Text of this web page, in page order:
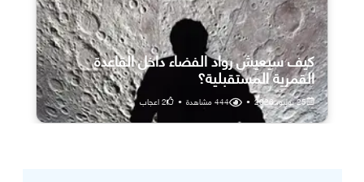
كيف سيعيش رواد الفضاء داخل القاعدة
القمرية المستقبلية؟
25 يوليو، 2026 •
444مشاهدة •
2اعجاب